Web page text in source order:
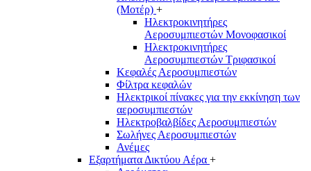
(Μοτέρ) +
Ηλεκτροκινητήρες
Αεροσυμπιεστών Μονοφασικοί
Ηλεκτροκινητήρες
Αεροσυμπιεστών Τριφασικοί
Κεφαλές Αεροσυμπιεστών
Φίλτρα κεφαλών
Ηλεκτρικοί πίνακες για την εκκίνηση των
αεροσυμπιεστών
Ηλεκτροβαλβίδες Αεροσυμπιεστών
Σωλήνες Αεροσυμπιεστών
Ανέμες
Εξαρτήματα Δικτύου Αέρα +